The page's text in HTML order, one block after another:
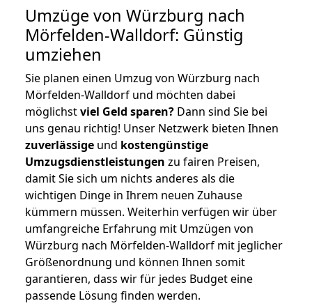
Umzüge von Würzburg nach
Mörfelden-Walldorf: Günstig
umziehen
Sie planen einen Umzug von Würzburg nach
Mörfelden-Walldorf und möchten dabei
möglichstviel Geld sparen? Dann sind Sie bei
uns genau richtig! Unser Netzwerk bieten Ihnen
zuverlässige und kostengünstige
Umzugsdienstleistungen zu fairen Preisen,
damit Sie sich um nichts anderes als die
wichtigen Dinge in Ihrem neuen Zuhause
kümmern müssen. Weiterhin verfügen wir über
umfangreiche Erfahrung mit Umzügen von
Würzburg nach Mörfelden-Walldorf mit jeglicher
Größenordnung und können Ihnen somit
garantieren, dass wir für jedes Budget eine
passende Lösung finden werden.